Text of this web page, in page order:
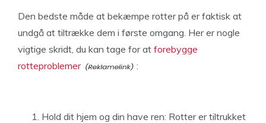
Den bedste måde at bekæmpe rotter på er faktisk at
undgå at tiltrække dem i første omgang. Her er nogle
vigtige skridt, du kan tage for at forebygge
rotteproblemer
:
Hold dit hjem og din have ren: Rotter er tiltrukket